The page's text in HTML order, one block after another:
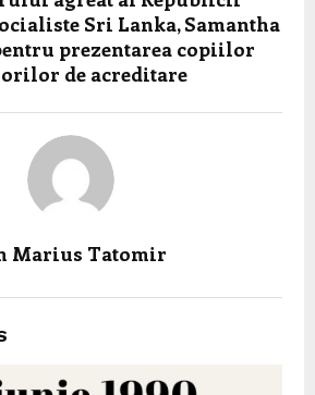
Sri Lanka, Samantha
prezentarea copiilor
de acreditare
Marius Tatomir